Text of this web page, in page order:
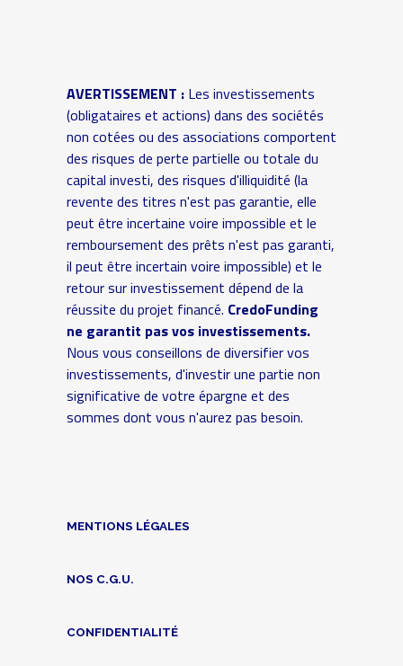
AVERTISSEMENT :Les investissements
(obligataires et actions) dans des sociétés
non cotées ou des associations comportent
des risques de perte partielle ou totale du
capital investi, des risques d'illiquidité (la
revente des titres n'est pas garantie, elle
peut être incertaine voire impossible et le
remboursement des prêts n'est pas garanti,
il peut être incertain voire impossible) et le
retour sur investissement dépend de la
réussite du projet financé. CredoFunding
ne garantit pas vos investissements.
Nous vous conseillons de diversifier vos
investissements, d'investir une partie non
significative de votre épargne et des
sommes dont vous n'aurez pas besoin.
MENTIONS LÉGALES
NOS C.G.U.
CONFIDENTIALITÉ